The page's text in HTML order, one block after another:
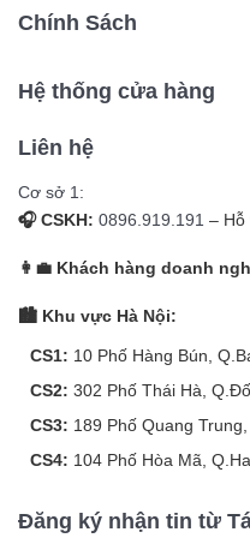
26 – Liquid Glass UI 🎨 Màu & kích thước 40mm/44mm –
Midnight & Starlight (nhôm tái chế
mạnh mẽ, tiện dụng, đầy
giá lại dễ chịu 💰. Một
Chính Sách
Hệ thống cửa hàng
Liên hệ
Cơ sở 1:
🎧 CSKH: 0896.919.191 – Hỗ
👩‍💼 Khách hàng doanh
🏙️ Khu vực Hà Nội:
CS1: 10 Phố Hàng Bún,
CS2: 302 Phố Thái Hà,
CS3: 189 Phố Quang
CS4: 104 Phố Hòa Mã,
Đăng ký nhận tin từ